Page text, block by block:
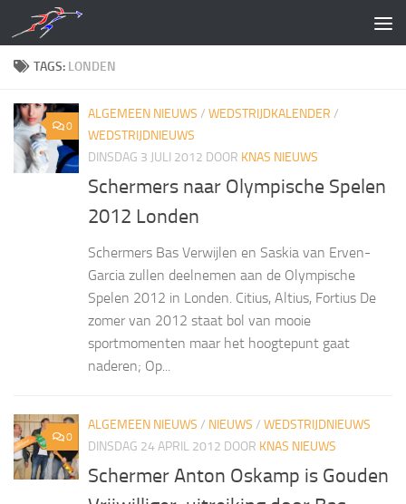
Doorgaan naar inhoud
TAGS: LONDEN
0
ALGEMEEN NIEUWS / WEDSTRIJDKALENDER /
WEDSTRIJDNIEUWS
DINSDAG 3 JULI 2012 DOOR KNAS NIEUWS
Schermers naar Olympische Spelen
2012 Londen
Schermers Bas Verwijlen en Saskia van Erven-
Garcia zullen deelnemen aan de Olympische
Spelen 2012 in Londen. Citius, Altius, Fortius De
zomer van 2012 staat bol van mooie
sportmomenten maar het hoogtepunt gaat
naderen; Op...
0
ALGEMEEN NIEUWS / NIEUWS / WEDSTRIJDNIEUWS
DINSDAG 24 APRIL 2012 DOOR KNAS NIEUWS
Schermer Anton Oskamp is Gouden